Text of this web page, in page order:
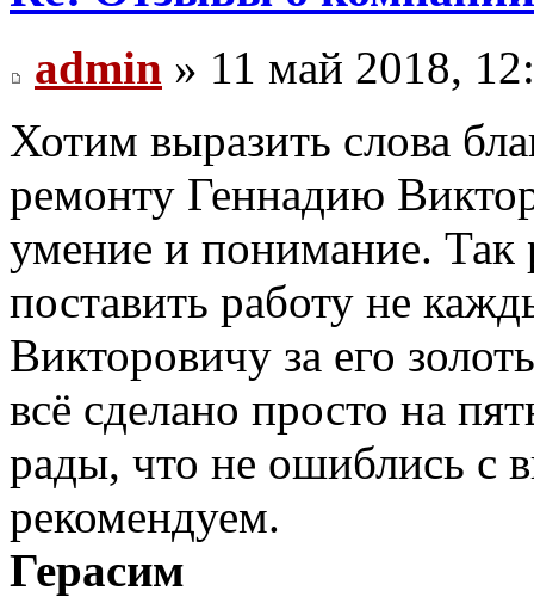
admin » 11 май 2018,
Хотим выразить слова
ремонту Геннадию
умение и понимание. Так
поставить работу не
Викторовичу за его
всё сделано просто на
рады, что не ошиблись с
рекомендуем.
Герасим